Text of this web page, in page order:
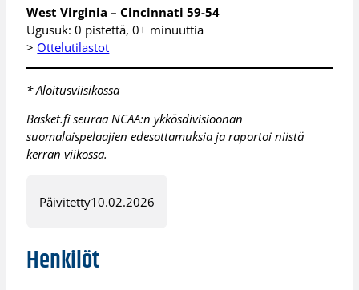
West Virginia – Cincinnati 59-54
Ugusuk: 0 pistettä, 0+ minuuttia
> Ottelutilastot
* Aloitusviisikossa
Basket.fi seuraa NCAA:n ykkösdivisioonan
suomalaispelaajien edesottamuksia ja raportoi niistä
kerran viikossa.
Päivitetty10.02.2026
Henkilöt